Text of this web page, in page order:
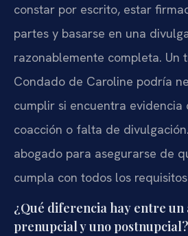
constar por escrito, estar
partes y basarse en una
razonablemente completa. Un
Condado de Caroline podría
cumplir si encuentra evidencia
coacción o falta de
abogado para asegurarse de
cumpla con todos los
¿Qué diferencia hay entre un
prenupcial y uno postnupcial?